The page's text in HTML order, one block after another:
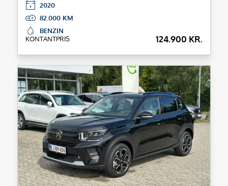
124.900 KR.
KONTANTPRIS
2020
82.000
BENZIN